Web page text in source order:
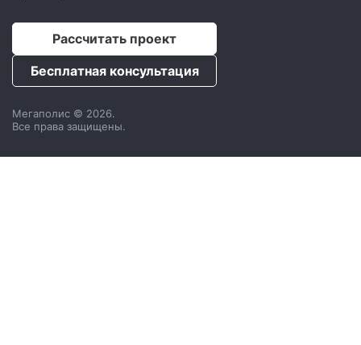
Рассчитать проект
Бесплатная консультация
Мегаполис © 2026.
Все права защищены.